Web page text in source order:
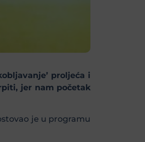
proljeća i
jer nam početak
je u programu